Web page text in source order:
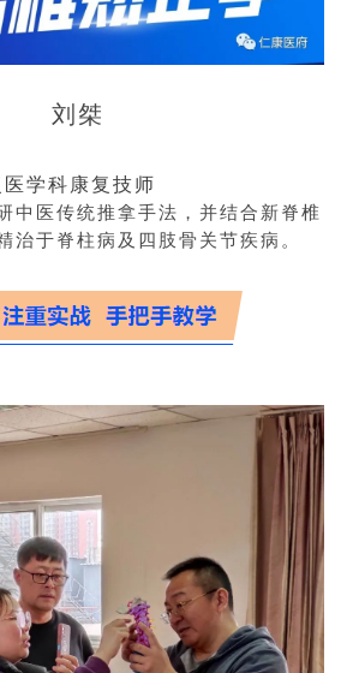
刘桀
学科康复技师
中医传统推拿手法，并结合新脊椎
治于脊柱病及四肢骨关节疾病。